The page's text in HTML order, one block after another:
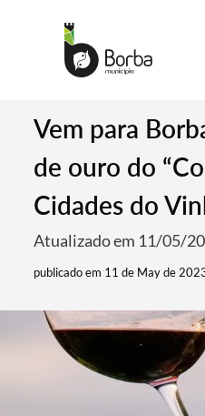
Vem para
de ouro do
Cidades do
Atualizado em 11/05/
publicado em 11 de May de